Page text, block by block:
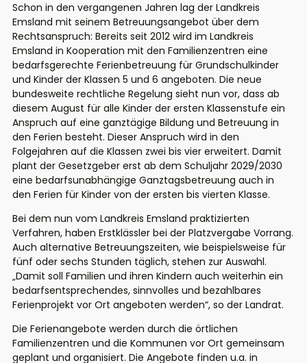
Schon in den vergangenen Jahren lag der Landkreis
Emsland mit seinem Betreuungsangebot über dem
Rechtsanspruch: Bereits seit 2012 wird im Landkreis
Emsland in Kooperation mit den Familienzentren eine
bedarfsgerechte Ferienbetreuung für Grundschulkinder
und Kinder der Klassen 5 und 6 angeboten. Die neue
bundesweite rechtliche Regelung sieht nun vor, dass ab
diesem August für alle Kinder der ersten Klassenstufe ein
Anspruch auf eine ganztägige Bildung und Betreuung in
den Ferien besteht. Dieser Anspruch wird in den
Folgejahren auf die Klassen zwei bis vier erweitert. Damit
plant der Gesetzgeber erst ab dem Schuljahr 2029/2030
eine bedarfsunabhängige Ganztagsbetreuung auch in
den Ferien für Kinder von der ersten bis vierten Klasse.
Bei dem nun vom Landkreis Emsland praktizierten
Verfahren, haben Erstklässler bei der Platzvergabe Vorrang.
Auch alternative Betreuungszeiten, wie beispielsweise für
fünf oder sechs Stunden täglich, stehen zur Auswahl.
„Damit soll Familien und ihren Kindern auch weiterhin ein
bedarfsentsprechendes, sinnvolles und bezahlbares
Ferienprojekt vor Ort angeboten werden“, so der Landrat.
Die Ferienangebote werden durch die örtlichen
Familienzentren und die Kommunen vor Ort gemeinsam
geplant und organisiert. Die Angebote finden u.a. in